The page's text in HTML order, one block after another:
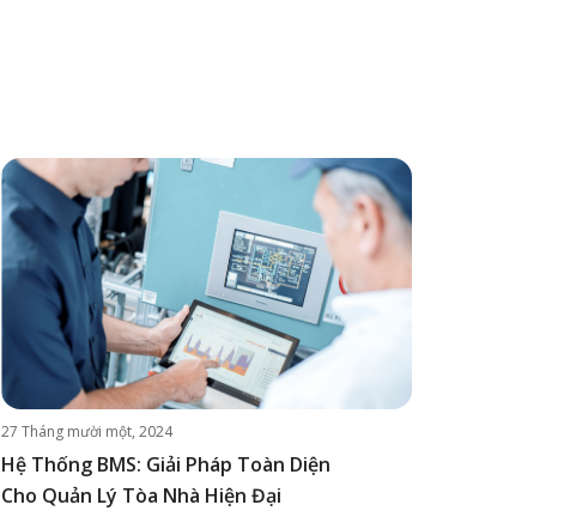
27 Tháng mười một, 2024
Hệ Thống BMS: Giải Pháp Toàn Diện
Cho Quản Lý Tòa Nhà Hiện Đại